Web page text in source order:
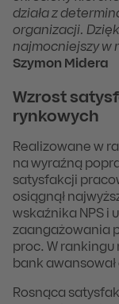
działa z
organizacji.
najmocniejszy w
Szymon Midera
Wzrost
rynkowych
Realizowane w
na wyraźną
satysfakcji
osiągnął
wskaźnika NPS i
zaangażowania
proc. W
bank
Rosnąca